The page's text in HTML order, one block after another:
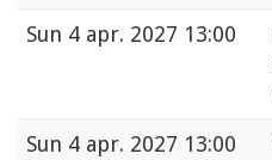
Sun 4 apr. 2027 13:00
Sun 4 apr. 2027 13:00